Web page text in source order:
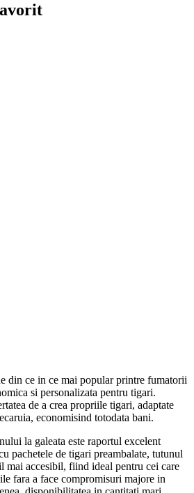
din ce in ce mai popular printre fumatorii
si personalizata pentru tigari.
de a crea propriile tigari, adaptate
economisind totodata bani.
la galeata este raportul excelent
pachetele de tigari preambalate, tutunul
mai accesibil, fiind ideal pentru cei care
fara a face compromisuri majore in